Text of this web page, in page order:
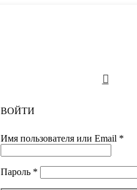
ВОЙТИ
Имя пользователя или Email *
Пароль *